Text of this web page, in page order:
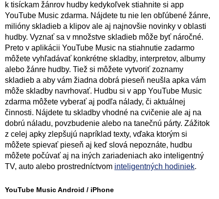
k tisíckam žánrov hudby kedykoľvek stiahnite si app
YouTube Music zdarma. Nájdete tu nie len obľúbené žánre,
milióny skladieb a klipov ale aj najnovšie novinky v oblasti
hudby. Vyznať sa v množstve skladieb môže byť náročné.
Preto v aplikácii YouTube Music na stiahnutie zadarmo
môžete vyhľadávať konkrétne skladby, interpretov, albumy
alebo žánre hudby. Tiež si môžete vytvoriť zoznamy
skladieb a aby vám žiadna dobrá pieseň neušla apka vám
môže skladby navrhovať. Hudbu si v app YouTube Music
zdarma môžete vyberať aj podľa nálady, či aktuálnej
činnosti. Nájdete tu skladby vhodné na cvičenie ale aj na
dobrú náladu, povzbudenie alebo na tanečnú párty. Zážitok
z celej apky zlepšujú napríklad texty, vďaka ktorým si
môžete spievať pieseň aj keď slová nepoznáte, hudbu
môžete počúvať aj na iných zariadeniach ako inteligentný
TV, auto alebo prostredníctvom inteligentných hodiniek.
YouTube Music Android / iPhone